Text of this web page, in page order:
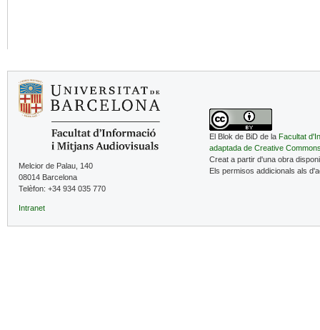
Melcior de Palau, 140
08014 Barcelona
Telèfon: +34 934 035 770
Intranet
El Blok de BiD de la Facultat
adaptada de Creative
Creat a partir d'una obra
Els permisos addicionals als